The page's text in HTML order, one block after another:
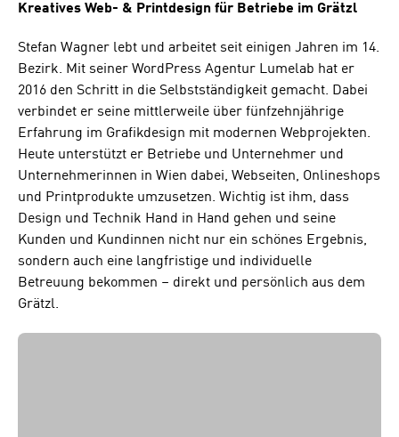
Kreatives Web- & Printdesign für Betriebe im Grätzl
Stefan Wagner lebt und arbeitet seit einigen Jahren im 14.
Bezirk. Mit seiner WordPress Agentur Lumelab hat er
2016 den Schritt in die Selbstständigkeit gemacht. Dabei
verbindet er seine mittlerweile über fünfzehnjährige
Erfahrung im Grafikdesign mit modernen Webprojekten.
Heute unterstützt er Betriebe und Unternehmer und
Unternehmerinnen in Wien dabei, Webseiten, Onlineshops
und Printprodukte umzusetzen. Wichtig ist ihm, dass
Design und Technik Hand in Hand gehen und seine
Kunden und Kundinnen nicht nur ein schönes Ergebnis,
sondern auch eine langfristige und individuelle
Betreuung bekommen – direkt und persönlich aus dem
Grätzl.